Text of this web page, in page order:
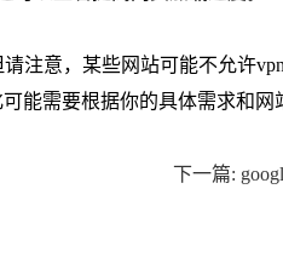
注意，某些网站可能不允许vpn
能需要根据你的具体需求和网